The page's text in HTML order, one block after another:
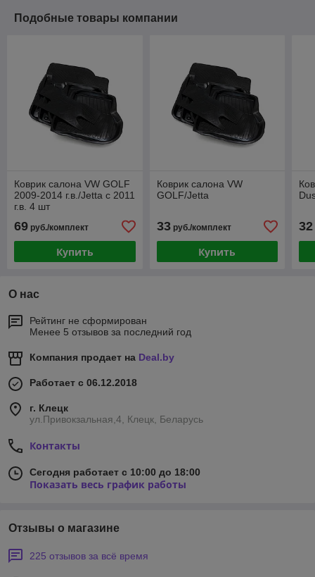
Подобные товары компании
Коврик салона VW GOLF
2009-2014 г.в./Jetta с 2011
г.в. 4 шт
69 руб./комплект
Купить
Коврик салона VW
GOLF/Jetta
33руб./комплект
Купить
32
О нас
Рейтинг не сформирован
Менее 5 отзывов за последний год
Компания продает на Deal.by
Работает с 06.12.2018
г. Клецк
ул.Привокзальная,4, Клецк, Беларусь
Контакты
Сегодня работает с 10:00 до 18:00
Показать весь график работы
Отзывы о магазине
225 отзывов за всё время